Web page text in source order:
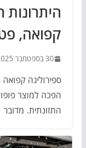
היתרונות
קפואה,
30 בספטמבר 2025
ספירולינה
הפכה למוצר
התזונתית. מדובר